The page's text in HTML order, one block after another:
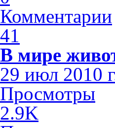
Комментарии
41
В мире
29 июл 2010
Просмотры
2.9K